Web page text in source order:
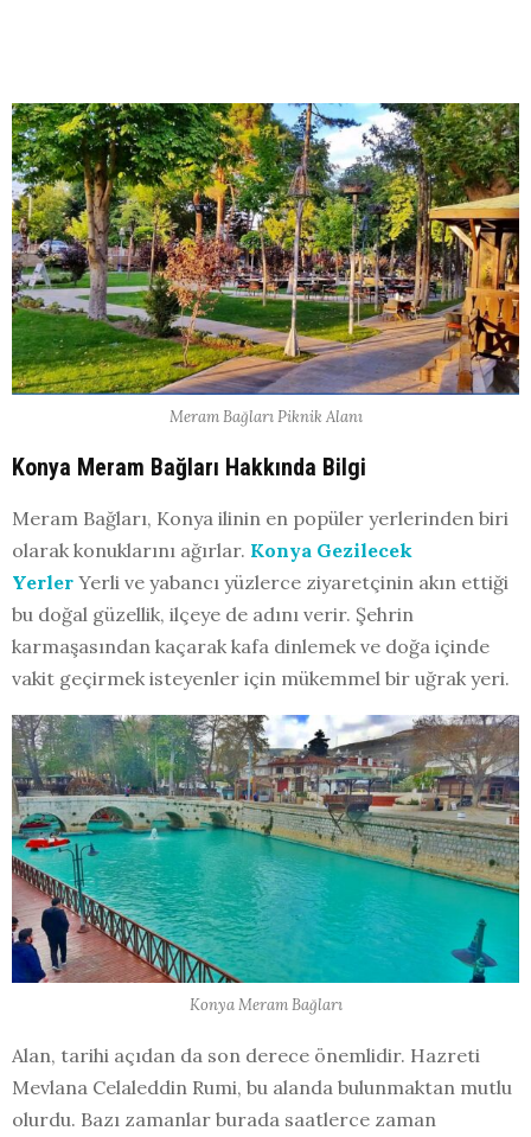
Meram Bağları Piknik Alanı
Konya Meram Bağları Hakkında Bilgi
Meram Bağları, Konya ilinin en popüler yerlerinden biri
olarak konuklarını ağırlar. Konya Gezilecek
Yerler Yerli ve yabancı yüzlerce ziyaretçinin akın ettiği
bu doğal güzellik, ilçeye de adını verir. Şehrin
karmaşasından kaçarak kafa dinlemek ve doğa içinde
vakit geçirmek isteyenler için mükemmel bir uğrak yeri.
Konya Meram Bağları
Alan, tarihi açıdan da son derece önemlidir. Hazreti
Mevlana Celaleddin Rumi, bu alanda bulunmaktan mutlu
olurdu. Bazı zamanlar burada saatlerce zaman